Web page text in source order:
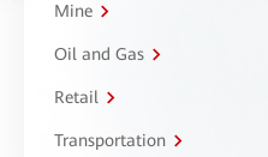
Mine
Oil and Gas
Retail
Transportation